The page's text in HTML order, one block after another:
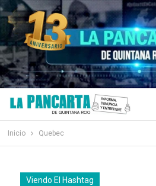
Inicio Quebec
Viendo El Hashtag